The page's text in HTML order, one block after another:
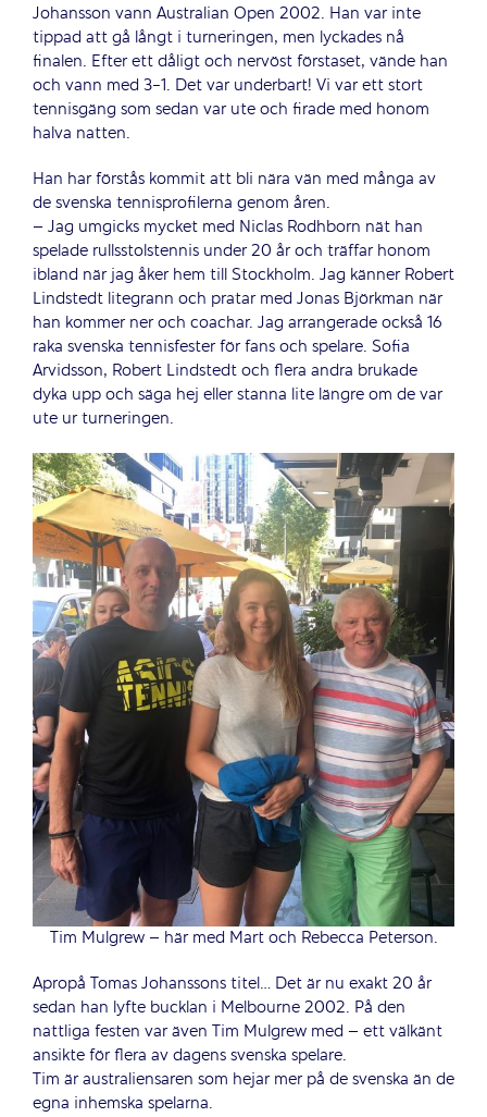
Johansson vann Australian Open 2002. Han var inte
tippad att gå långt i turneringen, men lyckades nå
finalen. Efter ett dåligt och nervöst förstaset, vände han
och vann med 3-1. Det var underbart! Vi var ett stort
tennisgäng som sedan var ute och firade med honom
halva natten.
Han har förstås kommit att bli nära vän med många av
de svenska tennisprofilerna genom åren.
– Jag umgicks mycket med Niclas Rodhborn nät han
spelade rullsstolstennis under 20 år och träffar honom
ibland när jag åker hem till Stockholm. Jag känner Robert
Lindstedt litegrann och pratar med Jonas Björkman när
han kommer ner och coachar. Jag arrangerade också 16
raka svenska tennisfester för fans och spelare. Sofia
Arvidsson, Robert Lindstedt och flera andra brukade
dyka upp och säga hej eller stanna lite längre om de var
ute ur turneringen.
Tim Mulgrew – här med Mart och Rebecca Peterson.
Apropå Tomas Johanssons titel… Det är nu exakt 20 år
sedan han lyfte bucklan i Melbourne 2002. På den
nattliga festen var även Tim Mulgrew med – ett välkänt
ansikte för flera av dagens svenska spelare.
Tim är australiensaren som hejar mer på de svenska än de
egna inhemska spelarna.